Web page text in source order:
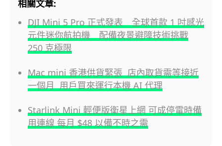
相關文章:
DJI Mini 5 Pro 正式發表 全球首款 1 吋感光
元件迷你航拍機 配備夜景避障技術挑戰
250 克極限
Mac mini 香港供貨緊張 店內取貨需等接近
一個月 用戶買來運行本機 AI 代理
Starlink Mini 輕便版衛星上網 可成停電時備
用連線 每月 $48 以備不時之需